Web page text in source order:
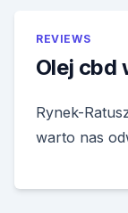
REVIEWS
Olej cbd
Rynek-
warto nas